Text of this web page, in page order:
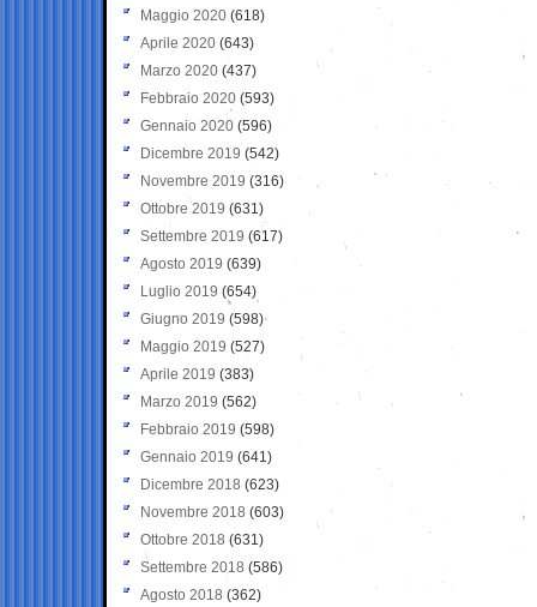
Maggio 2020 (618)
Aprile 2020 (643)
Marzo 2020 (437)
Febbraio 2020 (593)
Gennaio 2020 (596)
Dicembre 2019 (542)
Novembre 2019 (316)
Ottobre 2019 (631)
Settembre 2019 (617)
Agosto 2019 (639)
Luglio 2019 (654)
Giugno 2019 (598)
Maggio 2019 (527)
Aprile 2019 (383)
Marzo 2019 (562)
Febbraio 2019 (598)
Gennaio 2019 (641)
Dicembre 2018 (623)
Novembre 2018 (603)
Ottobre 2018 (631)
Settembre 2018 (586)
Agosto 2018 (362)